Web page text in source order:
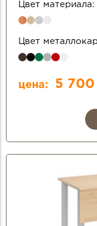
Цвет материала:
Цвет
цена: 5 700